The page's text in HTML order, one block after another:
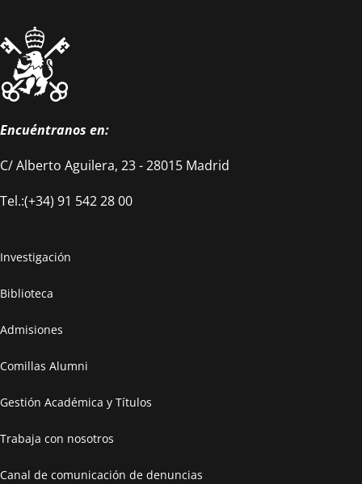
Encuéntranos en:
C/ Alberto Aguilera, 23 - 28015 Madrid
Tel.:(+34) 91 542 28 00
Investigación
Biblioteca
Admisiones
Comillas Alumni
Gestión Académica y Títulos
Trabaja con nosotros
Canal de comunicación de denuncias